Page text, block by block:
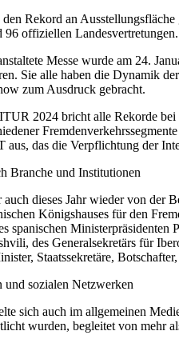
Rekord an
96 offiziellen Landesvertretungen.
Messe wurde am 24.
Sie alle haben die Dynamik
zum Ausdruck gebracht.
2024 bricht alle Rekorde
das die Verpflichtung der
Branche und Institutionen
dieses Jahr wieder von der
Königshauses für den
spanischen
des Generalsekretärs für
Staatssekretäre,
sozialen Netzwerken
sich auch im allgemeinen
wurden, begleitet von mehr